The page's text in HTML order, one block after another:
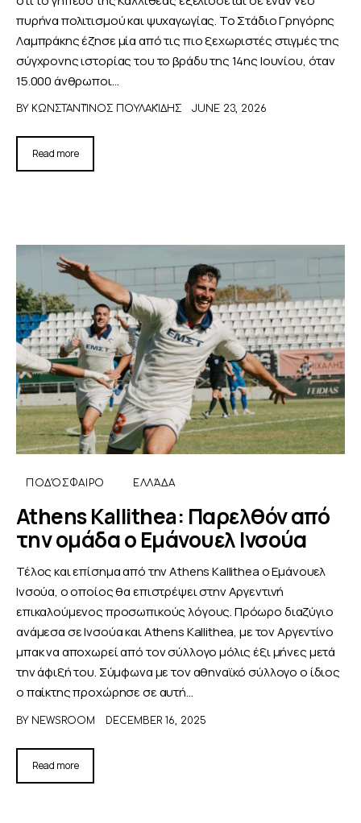
πυρήνα πολιτισμού και ψυχαγωγίας. Το Στάδιο Γρηγόρης
Λαμπράκης έζησε μία από τις πιο ξεχωριστές στιγμές της
σύγχρονης ιστορίας του το βράδυ της 14ης Ιουνίου, όταν
15.000 άνθρωποι…
BY ΚΩΝΣΤΑΝΤΊΝΟΣ ΠΟΥΛΑΚΊΔΗΣ JUNE 23, 2026
Read more
ΠΟΔΌΣΦΑΙΡΟ ΕΛΛΆΔΑ
Athens Kallithea: Παρελθόν από
την ομάδα ο Εμάνουελ Ινσούα
Τέλος και επίσημα από την Athens Kallithea ο Εμάνουελ
Ινσούα, ο οποίος θα επιστρέψει στην Αργεντινή
επικαλούμενος προσωπικούς λόγους. Πρόωρο διαζύγιο
ανάμεσα σε Ινσούα και Athens Kallithea, με τον Αργεντίνο
μπακ να αποχωρεί από τον σύλλογο μόλις έξι μήνες μετά
την άφιξή του. Σύμφωνα με τον αθηναϊκό σύλλογο ο ίδιος
ο παίκτης προχώρησε σε αυτή…
BY NEWSROOM DECEMBER 16, 2025
Read more